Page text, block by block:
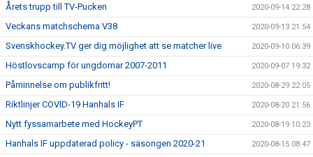
Årets trupp till TV-Pucken 2020-09-14 22:28
Veckans matchschema V38 2020-09-13 21:54
Svenskhockey.TV ger dig möjlighet att se matcher live 2020-09-10 06:39
Höstlovscamp för ungdomar 2007-2011 2020-09-07 19:32
Påminnelse om publikfritt! 2020-08-29 22:05
Riktlinjer COVID-19 Hanhals IF 2020-08-20 21:56
Nytt fyssamarbete med HockeyPT 2020-08-19 10:23
Hanhals IF uppdaterad policy - säsongen 2020-21 2020-08-15 08:47